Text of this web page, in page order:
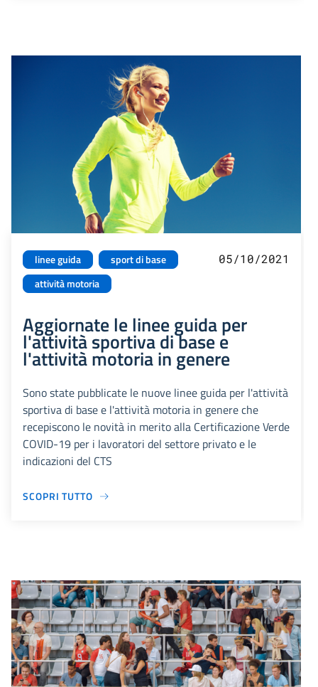
linee guida
sport di base
attività motoria
05/10/2021
Aggiornate le linee guida per
l'attività sportiva di base e
l'attività motoria in genere
Sono state pubblicate le nuove linee guida per l'attività
sportiva di base e l'attività motoria in genere che
recepiscono le novità in merito alla Certificazione Verde
COVID-19 per i lavoratori del settore privato e le
indicazioni del CTS
SCOPRI TUTTO